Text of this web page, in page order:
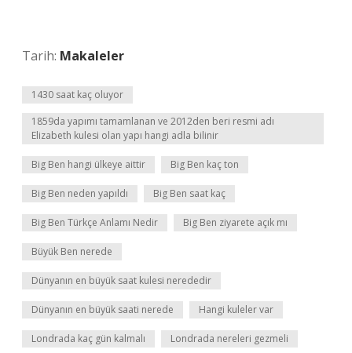
Tarih: Makaleler
1430 saat kaç oluyor
1859da yapımı tamamlanan ve 2012den beri resmi adı
Elizabeth kulesi olan yapı hangi adla bilinir
Big Ben hangi ülkeye aittir Big Ben kaç ton
Big Ben neden yapıldı Big Ben saat kaç
Big Ben Türkçe Anlamı Nedir Big Ben ziyarete açık mı
Büyük Ben nerede
Dünyanın en büyük saat kulesi nerededir
Dünyanın en büyük saati nerede Hangi kuleler var
Londrada kaç gün kalmalı Londrada nereleri gezmeli